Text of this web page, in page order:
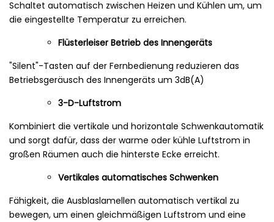
Schaltet automatisch zwischen Heizen und Kühlen um, um
die eingestellte Temperatur zu erreichen.
Flüsterleiser Betrieb des Innengeräts
"Silent"-Tasten auf der Fernbedienung reduzieren das
Betriebsgeräusch des Innengeräts um 3dB(A)
3-D-Luftstrom
Kombiniert die vertikale und horizontale Schwenkautomatik
und sorgt dafür, dass der warme oder kühle Luftstrom in
großen Räumen auch die hinterste Ecke erreicht.
Vertikales automatisches Schwenken
Fähigkeit, die Ausblaslamellen automatisch vertikal zu
bewegen, um einen gleichmäßigen Luftstrom und eine